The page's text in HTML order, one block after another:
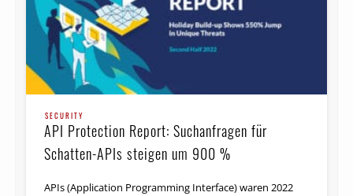
SECURITY
API Protection Report: Suchanfragen für
Schatten-APIs steigen um 900 %
APIs (Application Programming Interface) waren 2022